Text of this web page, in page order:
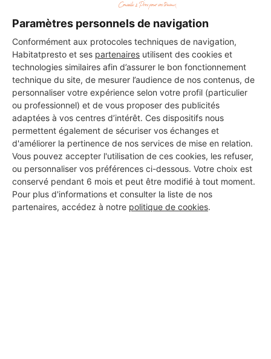
Paramètres personnels de navigation
Conformément aux protocoles techniques de navigation,
Habitatpresto et ses partenaires utilisent des cookies et
technologies similaires afin d’assurer le bon fonctionnement
technique du site, de mesurer l’audience de nos contenus, de
personnaliser votre expérience selon votre profil (particulier
ou professionnel) et de vous proposer des publicités
adaptées à vos centres d’intérêt. Ces dispositifs nous
permettent également de sécuriser vos échanges et
d'améliorer la pertinence de nos services de mise en relation.
Vous pouvez accepter l'utilisation de ces cookies, les refuser,
ou personnaliser vos préférences ci-dessous. Votre choix est
conservé pendant 6 mois et peut être modifié à tout moment.
Pour plus d'informations et consulter la liste de nos
partenaires, accédez à notre politique de cookies.
DEMANDER UN DEVIS
Les 1 autres Installateurs
d'alarmes pour vos travaux à
Cudot
MONSIEUR JEREMY DELAVAULT
Cudot
8 ans d'expérience